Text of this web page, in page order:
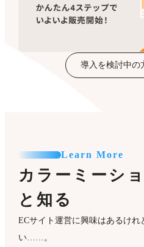
導入を検討中の
Learn More
カラーミーシ
と知る
ECサイト運営に興味はあるけ
い……。